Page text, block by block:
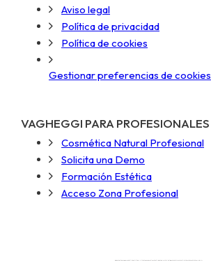
Aviso legal
Política de privacidad
Política de cookies
Gestionar preferencias de cookies
VAGHEGGI PARA PROFESIONALES
Cosmética Natural Profesional
Solicita una Demo
Formación Estética
Acceso Zona Profesional